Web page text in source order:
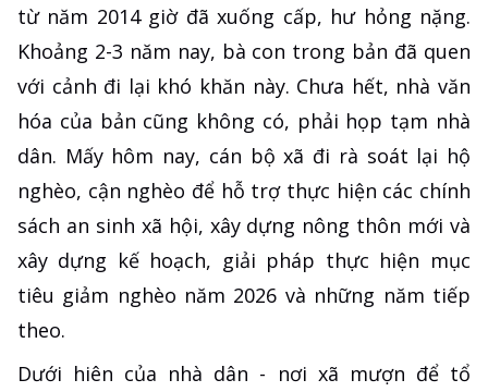
từ năm 2014 giờ đã xuống cấp, hư hỏng nặng.
Khoảng 2-3 năm nay, bà con trong bản đã quen
với cảnh đi lại khó khăn này. Chưa hết, nhà văn
hóa của bản cũng không có, phải họp tạm nhà
dân. Mấy hôm nay, cán bộ xã đi rà soát lại hộ
nghèo, cận nghèo để hỗ trợ thực hiện các chính
sách an sinh xã hội, xây dựng nông thôn mới và
xây dựng kế hoạch, giải pháp thực hiện mục
tiêu giảm nghèo năm 2026 và những năm tiếp
theo.
Dưới hiên của nhà dân - nơi xã mượn để tổ